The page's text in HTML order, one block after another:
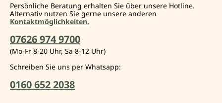
Persönliche Beratung erhalten Sie über unsere Hotline.
Alternativ nutzen Sie gerne unsere anderen
Kontaktmöglichkeiten.
07626 974 9700
(Mo-Fr 8-20 Uhr, Sa 8-12 Uhr)
Schreiben Sie uns per Whatsapp:
0160 652 2038